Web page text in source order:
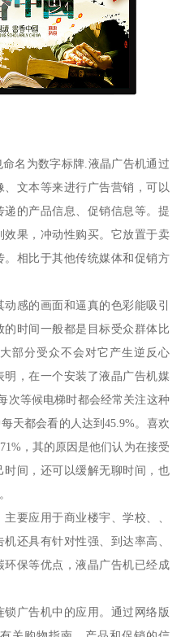
名为数字标牌.液晶广告机通过
文本等来进行广告营销，可以
的产品信息、促销信息等。提
果，冲动性购买。它放置于卖
相比于其他传统媒体和促销方
感的画面和逼真的色彩能吸引
时间一般都是目标受众群体比
部分受众不会对它产生逆反心
，在一个安装了液晶广告机媒
次等候电梯时都会经常关注这种
天都会看的人达到45.9%。喜欢
，其的原因是他们认为在接受
间，还可以缓解无聊时间，也
要应用于商业楼宇、学校、、
还具有针对性强、到达率高、
保等优点，液晶广告机已经成
广告机中的应用。通过网络版